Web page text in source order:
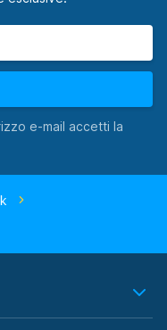
e-mail accetti la